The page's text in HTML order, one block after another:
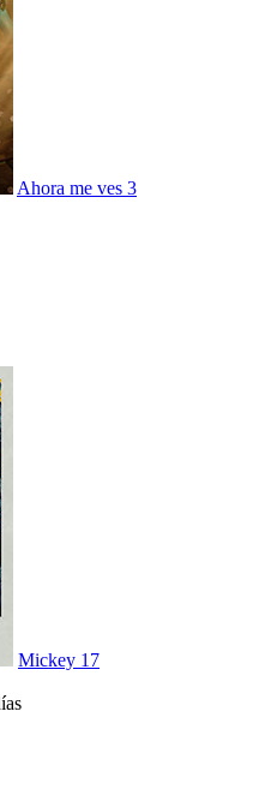
Ahora me ves 3
Mickey 17